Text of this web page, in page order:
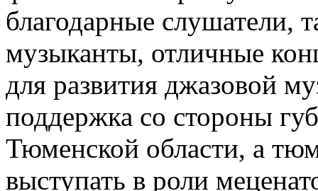
благодарные слушатели,
музыканты, отличные
для развития джазовой
поддержка со стороны
Тюменской области, а
выступать в роли